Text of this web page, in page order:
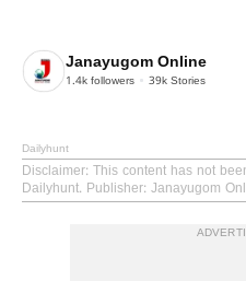
Janayugom Online
1.4k followers 39k Stories
Dailyhunt
Disclaimer: This content has not
Dailyhunt. Publisher: Janayugom